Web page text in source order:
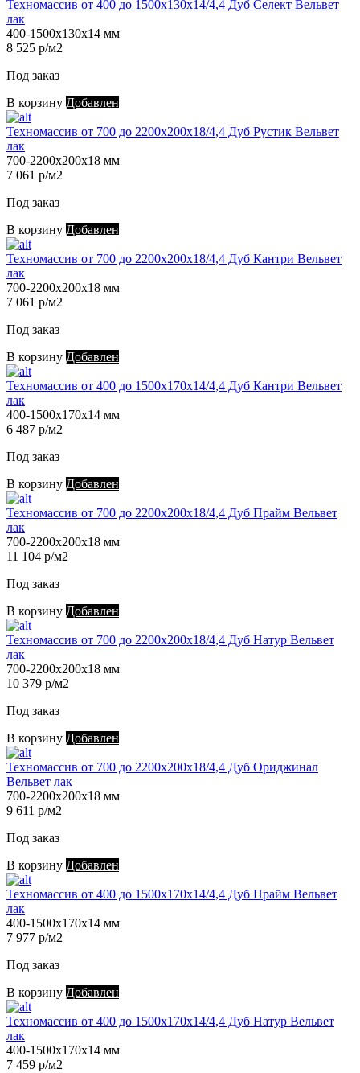
Техномассив от 400 до 1500х130х14/4,4 Дуб Селект Вельвет
лак
400-1500х130х14 мм
8 525 р/м2
Под заказ
В корзину Добавлен
Техномассив от 700 до 2200х200х18/4,4 Дуб Рустик Вельвет
лак
700-2200х200х18 мм
7 061 р/м2
Под заказ
В корзину Добавлен
Техномассив от 700 до 2200х200х18/4,4 Дуб Кантри Вельвет
лак
700-2200х200х18 мм
7 061 р/м2
Под заказ
В корзину Добавлен
Техномассив от 400 до 1500х170х14/4,4 Дуб Кантри Вельвет
лак
400-1500х170х14 мм
6 487 р/м2
Под заказ
В корзину Добавлен
Техномассив от 700 до 2200х200х18/4,4 Дуб Прайм Вельвет
лак
700-2200х200х18 мм
11 104 р/м2
Под заказ
В корзину Добавлен
Техномассив от 700 до 2200х200х18/4,4 Дуб Натур Вельвет
лак
700-2200х200х18 мм
10 379 р/м2
Под заказ
В корзину Добавлен
Техномассив от 700 до 2200х200х18/4,4 Дуб Ориджинал
Вельвет лак
700-2200х200х18 мм
9 611 р/м2
Под заказ
В корзину Добавлен
Техномассив от 400 до 1500х170х14/4,4 Дуб Прайм Вельвет
лак
400-1500х170х14 мм
7 977 р/м2
Под заказ
В корзину Добавлен
Техномассив от 400 до 1500х170х14/4,4 Дуб Натур Вельвет
лак
400-1500х170х14 мм
7 459 р/м2